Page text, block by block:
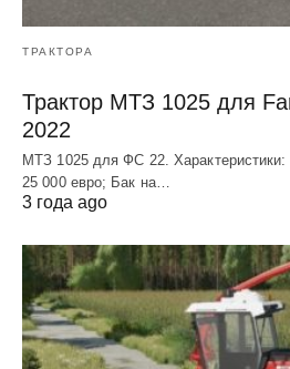
ТРАКТОРА
Трактор МТЗ 1025 для
2022
МТЗ 1025 для ФС 22.
25 000 евро; Бак на…
3 года ago